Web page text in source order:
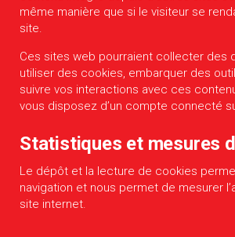
même manière que si le visiteur se
site.
Ces sites web pourraient collecter des
utiliser des cookies, embarquer des
suivre vos interactions avec ces
vous disposez d’un compte connecté
Statistiques et mesures
Le dépôt et la lecture de cookies
navigation et nous permet de mesurer
site internet.